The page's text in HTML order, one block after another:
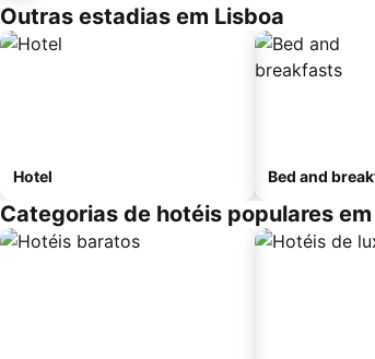
Outras estadias em Lisboa
Hotel Bed and
Categorias de hotéis populares